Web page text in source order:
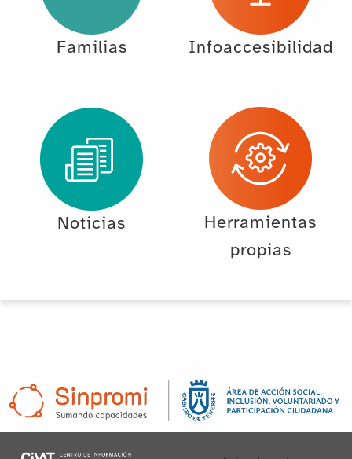
Familias Infoaccesibilidad
Noticias
Herramientas
propias